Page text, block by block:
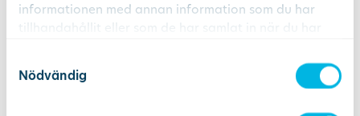
informationen med annan information som du har
tillhandahållit eller som de har samlat in när du har
Nödvändig
nedan: